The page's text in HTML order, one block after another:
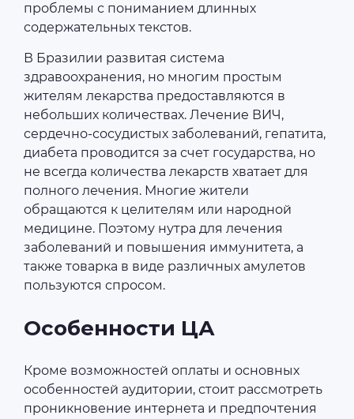
проблемы с пониманием длинных
содержательных текстов.
В Бразилии развитая система
здравоохранения, но многим простым
жителям лекарства предоставляются в
небольших количествах. Лечение ВИЧ,
сердечно-сосудистых заболеваний, гепатита,
диабета проводится за счет государства, но
не всегда количества лекарств хватает для
полного лечения. Многие жители
обращаются к целителям или народной
медицине. Поэтому нутра для лечения
заболеваний и повышения иммунитета, а
также товарка в виде различных амулетов
пользуются спросом.
Особенности ЦА
Кроме возможностей оплаты и основных
особенностей аудитории, стоит рассмотреть
проникновение интернета и предпочтения